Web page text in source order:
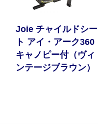
Joie チャイルドシー
ト アイ・アーク360
キャノピー付（ヴィ
ンテージブラウン）